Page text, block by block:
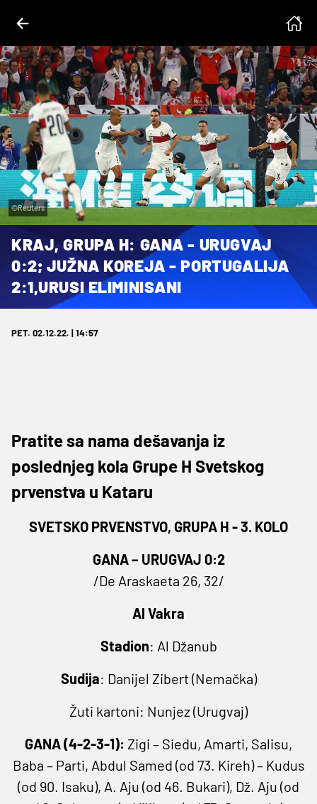
©Reuters
KRAJ, GRUPA H: GANA - URUGVAJ
0:2; JUŽNA KOREJA - PORTUGALIJA
2:1,URUSI ELIMINISANI
PET. 02.12.22. | 14:57
Pratite sa nama dešavanja iz
poslednjeg kola Grupe H Svetskog
prvenstva u Kataru
SVETSKO PRVENSTVO, GRUPA H - 3. KOLO
GANA – URUGVAJ 0:2
/De Araskaeta 26, 32/
Al Vakra
Stadion: Al Džanub
Sudija: Danijel Zibert (Nemačka)
Žuti kartoni: Nunjez (Urugvaj)
GANA (4-2-3-1): Zigi – Siedu, Amarti, Salisu,
Baba – Parti, Abdul Samed (od 73. Kireh) – Kudus
(od 90. Isaku), A. Aju (od 46. Bukari), Dž. Aju (od